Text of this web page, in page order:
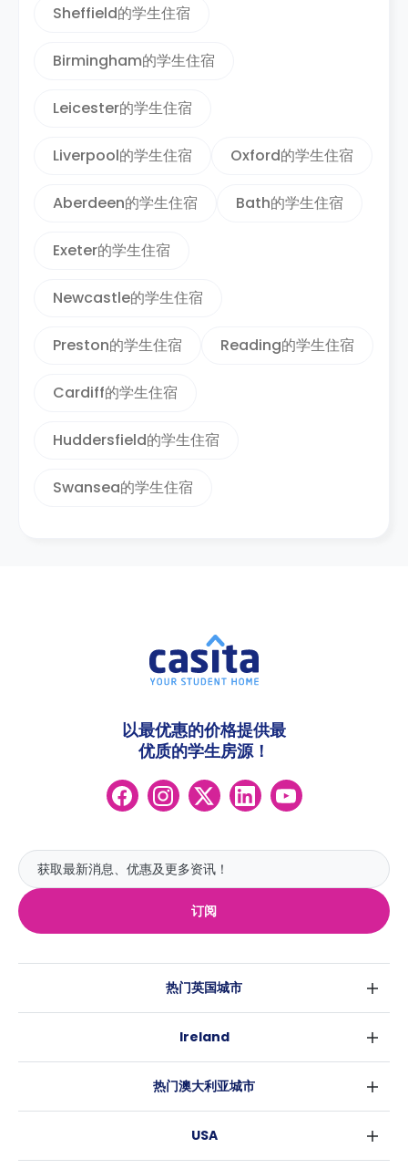
Sheffield的学生住宿
Birmingham的学生住宿
Leicester的学生住宿
Liverpool的学生住宿 Oxford的学生住宿
Aberdeen的学生住宿 Bath的学生住宿
Exeter的学生住宿
Newcastle的学生住宿
Preston的学生住宿 Reading的学生住宿
Cardiff的学生住宿
Huddersfield的学生住宿
Swansea的学生住宿
订阅
以最优惠的价格提供最
优质的学生房源！
热门英国城市
格拉斯哥
爱丁堡
Ireland
都柏林
热门澳大利亚城市
USA